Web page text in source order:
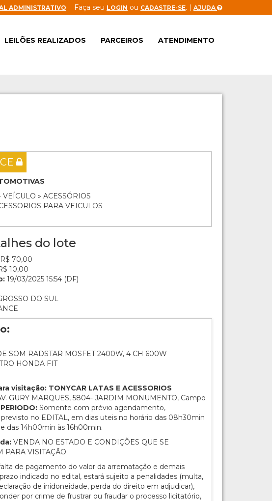
ADMINISTRATIVO Faça seu LOGIN ou CADASTRE-SE. | AJUDA
LEILÕES REALIZADOS PARCEIROS ATENDIMENTO
VEÍCULO » ACESSÓRIOS
PARA VEICULOS
do lote
R$ 70,00
10,00
19/03/2025 15:54 (DF)
DO SUL
SOM RADSTAR MOSFET 2400W, 4 CH 600W
HONDA FIT
visitação: TONYCAR LATAS E ACESSORIOS
GURY MARQUES, 5804- JARDIM MONUMENTO, Campo
PERIODO: Somente com prévio agendamento,
no EDITAL, em dias uteis no horário das 08h30min
das 14h00min às 16h00min.
VENDA NO ESTADO E CONDIÇÕES QUE SE
PARA VISITAÇÃO.
de pagamento do valor da arrematação e demais
indicado no edital, estará sujeito a penalidades (multa,
de inidoneidade, perda do direito em adjudicar),
por crime de frustrar ou fraudar o processo licitatório,